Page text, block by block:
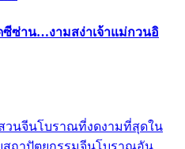
ดซีซ่าน…งามสง่าเจ้าแม่กวนอิ
วนจีนโบราณที่งดงามที่สุดใน
ยสถาปัตยกรรมจีนโบราณอัน